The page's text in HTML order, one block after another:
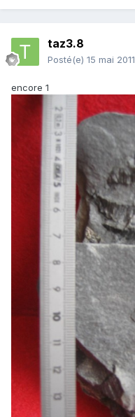
taz3.8
Posté(e) 15 mai 2011
encore 1